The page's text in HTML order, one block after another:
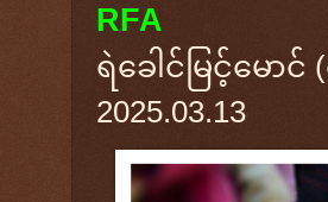
RFA
ရဲခေါင်မြင့်မောင်
2025.03.13